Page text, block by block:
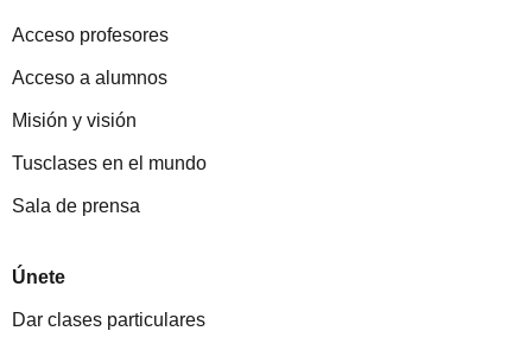
Acceso profesores
Acceso a alumnos
Misión y visión
Tusclases en el mundo
Sala de prensa
Únete
Dar clases particulares